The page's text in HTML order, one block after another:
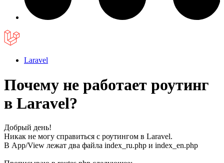
Laravel
Почему не работает роутинг
в Laravel?
Добрый день!
Никак не могу справиться с роутингом в Laravel.
В App/View лежат два файла index_ru.php и index_en.php